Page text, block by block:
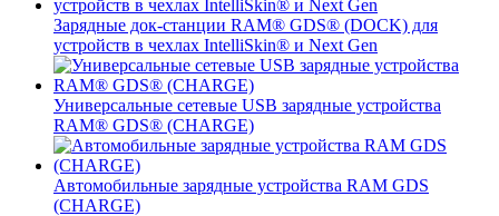
Зарядные док-станции RAM® GDS® (DOCK) для
устройств в чехлах IntelliSkin® и Next Gen
Универсальные сетевые USB зарядные устройства
RAM® GDS® (CHARGE)
Автомобильные зарядные устройства RAM GDS
(CHARGE)